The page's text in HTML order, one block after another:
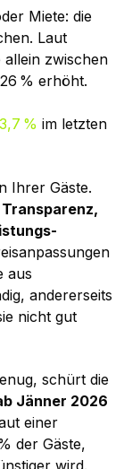
Miete: die
Laut
allein zwischen
% erhöht.
% im letzten
Ihrer Gäste.
Transparenz,
aus
andererseits
nicht gut
schürt die
Jänner 2026
einer
der Gäste,